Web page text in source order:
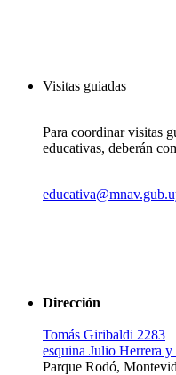
Visitas guiadas
Para coordinar visitas
educativas, deberán
Dirección
Tomás Giribaldi 2283
esquina Julio Herrera y
Parque Rodó,